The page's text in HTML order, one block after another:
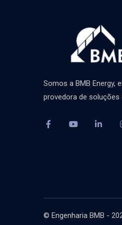
Somos a BMB Energy,
provedora de soluções
© Engenharia BMB -